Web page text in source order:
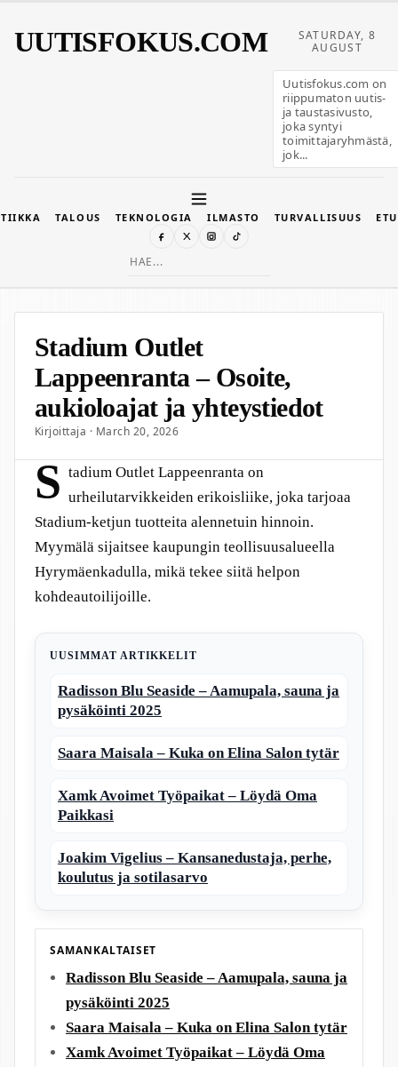
SATURDAY, 8
AUGUST
UUTISFOKUS.COM
Uutisfokus.com on
riippumaton uutis-
ja taustasivusto,
joka syntyi
toimittajaryhmästä,
jok...
TALOUS TEKNOLOGIA ILMASTO TURVALLISUUS
Search
Stadium Outlet
Lappeenranta – Osoite,
aukioloajat ja yhteystiedot
Kirjoittaja · March 20, 2026
S tadium Outlet Lappeenranta on
urheilutarvikkeiden erikoisliike, joka tarjoaa
Stadium-ketjun tuotteita alennetuin hinnoin.
Myymälä sijaitsee kaupungin teollisuusalueella
Hyrymäenkadulla, mikä tekee siitä helpon
kohdeautoilijoille.
UUSIMMAT ARTIKKELIT
Radisson Blu Seaside – Aamupala, sauna ja
pysäköinti 2025
Saara Maisala – Kuka on Elina Salon tytär
Xamk Avoimet Työpaikat – Löydä Oma
Paikkasi
Joakim Vigelius – Kansanedustaja, perhe,
koulutus ja sotilasarvo
SAMANKALTAISET
Radisson Blu Seaside – Aamupala, sauna ja
pysäköinti 2025
Saara Maisala – Kuka on Elina Salon tytär
Xamk Avoimet Työpaikat – Löydä Oma